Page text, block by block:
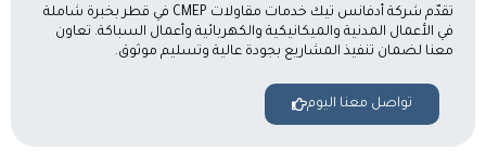
تقدّم شركة أدفانس تيك خدمات مقاولات CMEP في قطر بخبرة شاملة
في الأعمال المدنية والميكانيكية والكهربائية وأعمال السباكة. تعاون
معنا لضمان تنفيذ المشاريع بجودة عالية وتسليم موثوق.
تواصل معنا اليوم